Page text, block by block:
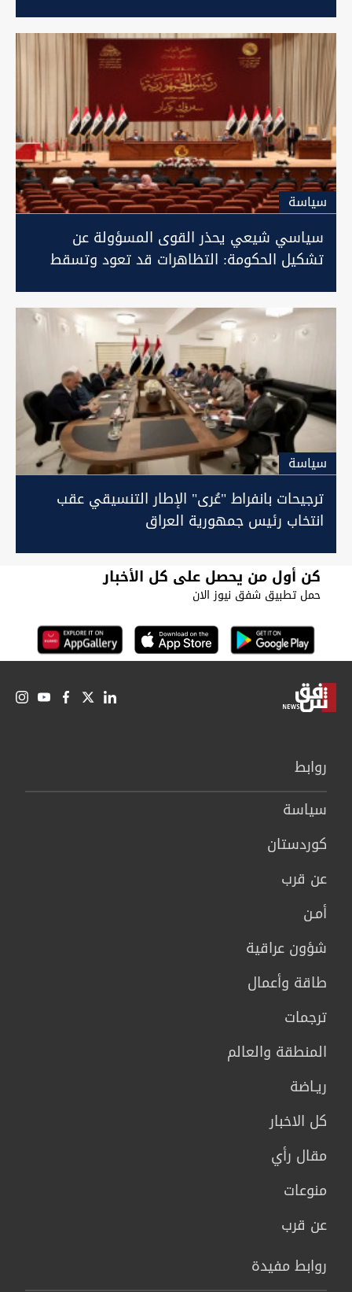
سیاسة
سياسي شيعي يحذر القوى المسؤولة عن
تشكيل الحكومة: التظاهرات قد تعود وتسقط
سیاسة
ترجيحات بانفراط "عُرى" الإطار التنسيقي عقب
انتخاب رئيس جمهورية العراق
كن أول من يحصل على كل الأخبار
حمل تطبيق شفق نيوز الان
روابط
سیاسة
كوردستان
عن قرب
أمـن
شؤون عراقية
طاقة وأعمال
ترجمات
المنطقة والعالم
ريـاضة
كل الاخبار
مقال رأي
منوعات
عن قرب
روابط مفيدة